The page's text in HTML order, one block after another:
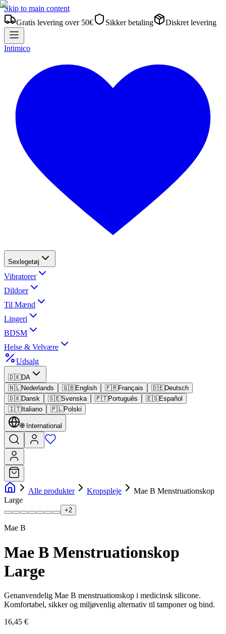
Skip to main content
Gratis levering over 50€
Sikker betaling Diskret levering
Intimico
Sexlegetøj
Vibratorer
Dildoer
Til Mænd
Lingeri
BDSM
Helse & Velvære
Udsalg
🇩🇰DA
🇳🇱Nederlands 🇬🇧English 🇫🇷Français 🇩🇪Deutsch
🇩🇰Dansk 🇸🇪Svenska 🇵🇹Português 🇪🇸Español
🇮🇹Italiano 🇵🇱Polski
🌐 International
Alle produkter Kropspleje
Mae B Menstruationskop
Large
+2
Mae B
Mae B Menstruationskop
Large
Genanvendelig Mae B menstruationskop i medicinsk silicone.
Komfortabel, sikker og miljøvenlig alternativ til tamponer og bind.
16,45 €